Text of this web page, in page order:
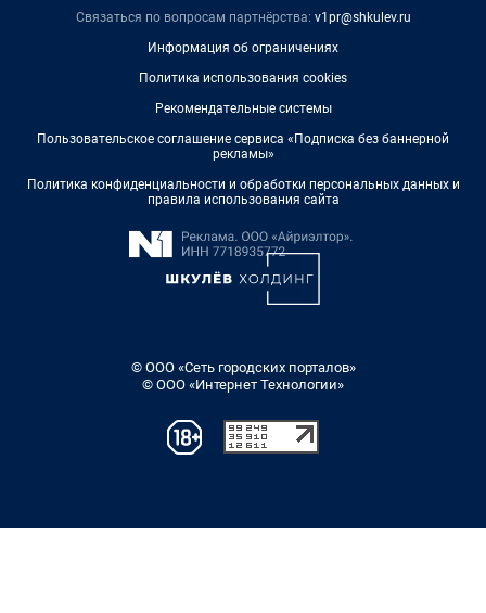
Связаться по вопросам партнёрства: v1pr@shkulev.ru
Информация об ограничениях
Политика использования cookies
Рекомендательные системы
Пользовательское соглашение сервиса «Подписка без баннерной
рекламы»
Политика конфиденциальности и обработки персональных данных и
правила использования сайта
© ООО «Сеть городских порталов»
© ООО «Интернет Технологии»